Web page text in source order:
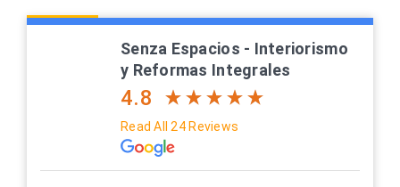
Senza Espacios - Interiorismo
y Reformas Integrales
4.8
Read All 24 Reviews